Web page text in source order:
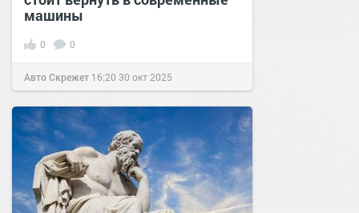
машины
0 0
Авто Скрежет 16:20 30 окт 2025